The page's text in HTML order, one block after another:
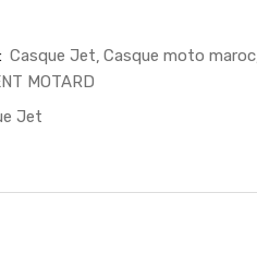
Casque Jet Casque moto maroc
MOTARD
Jet